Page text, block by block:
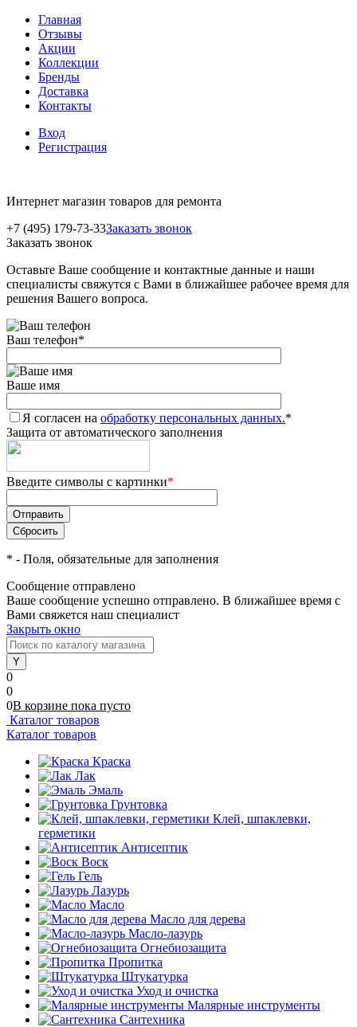
Главная
Отзывы
Акции
Коллекции
Бренды
Доставка
Контакты
Вход
Регистрация
Интернет магазин товаров для ремонта
+7 (495) 179-73-33Заказать звонок
Заказать звонок
Оставьте Ваше сообщение и контактные данные и наши
специалисты свяжутся с Вами в ближайшее рабочее время для
решения Вашего вопроса.
Ваш телефон*
Ваше имя
Я согласен на обработку персональных данных.*
Защита от автоматического заполнения
Введите символы с картинки*
* - Поля, обязательные для заполнения
Сообщение отправлено
Ваше сообщение успешно отправлено. В ближайшее время с
Вами свяжется наш специалист
Закрыть окно
0
0
0В корзине пока пусто
Каталог товаров
Каталог товаров
Краска
Лак
Эмаль
Грунтовка
Клей, шпаклевки,
герметики
Антисептик
Воск
Гель
Лазурь
Масло
Масло для дерева
Масло-лазурь
Огнебиозащита
Пропитка
Штукатурка
Уход и очистка
Малярные инструменты
Сантехника